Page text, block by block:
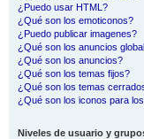
¿Puedo usar HTML?
¿Qué son los emoticonos?
¿Puedo publicar imagenes?
¿Qué son los anuncios
¿Qué son los anuncios?
¿Qué son los temas fijos?
¿Qué son los temas
¿Qué son los iconos para
Niveles de usuario y